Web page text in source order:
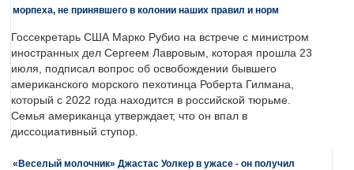
морпеха, не принявшего в колонии наших правил и норм
Госсекретарь США Марко Рубио на встрече с министром
иностранных дел Сергеем Лавровым, которая прошла 23
июля, подписал вопрос об освобождении бывшего
американского морского пехотинца Роберта Гилмана,
который с 2022 года находится в российской тюрьме.
Семья американца утверждает, что он впал в
диссоциативный ступор.
«Веселый молочник» Джастас Уолкер в ужасе - он получил